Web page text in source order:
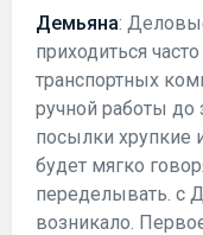
Демьяна:
приходиться
транспортных
ручной работы до
посылки хрупкие
будет мягко
переделывать. с
возникало.